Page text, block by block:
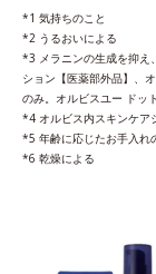
*1 気持ちのこと
*2 うるおいによる
*3 メラニンの生成を抑え
ション【医薬部外品】、
のみ。オルビスユー ドッ
*4 オルビス内スキンケア
*5 年齢に応じたお手入れ
*6 乾燥による